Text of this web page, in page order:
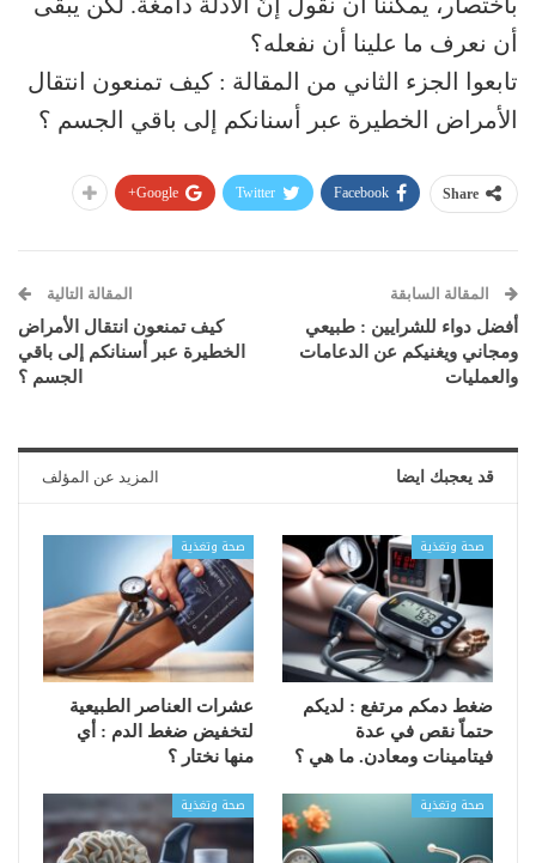
أن نعرف ما علينا أن نفعله؟
تابعوا الجزء الثاني من المقالة : كيف تمنعون انتقال
الأمراض الخطيرة عبر أسنانكم إلى باقي الجسم ؟
Share
Facebook
Twitter
Google+
المقالة السابقة
أفضل دواء للشرايين : طبيعي
ومجاني ويغنيكم عن الدعامات
والعمليات
المقالة التالية
كيف تمنعون انتقال الأمراض
الخطيرة عبر أسنانكم إلى باقي
الجسم ؟
قد يعجبك ايضا المزيد عن المؤلف
صحة وتغذية
ضغط دمكم مرتفع : لديكم
حتماّ نقص في عدة
فيتامينات ومعادن. ما هي ؟
صحة وتغذية
عشرات العناصر الطبيعية
لتخفيض ضغط الدم : أي
منها نختار ؟
صحة وتغذية صحة وتغذية